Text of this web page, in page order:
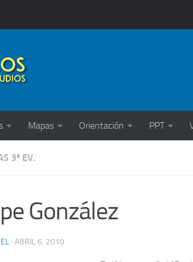
Mapas Orientación PPT
3ª EV.
González
· ABRIL 6, 2010